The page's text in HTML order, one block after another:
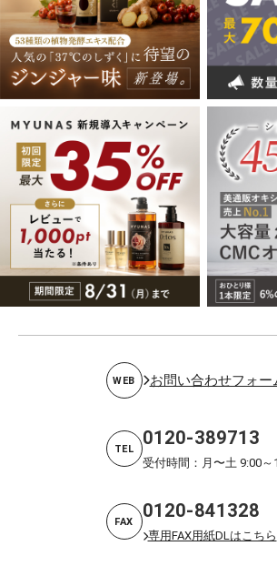
WEB お問い合わせフォー
TEL 0120-389713
受付時間：月〜土 9:00～
FAX 0120-841328
専用FAX用紙DLはこちら